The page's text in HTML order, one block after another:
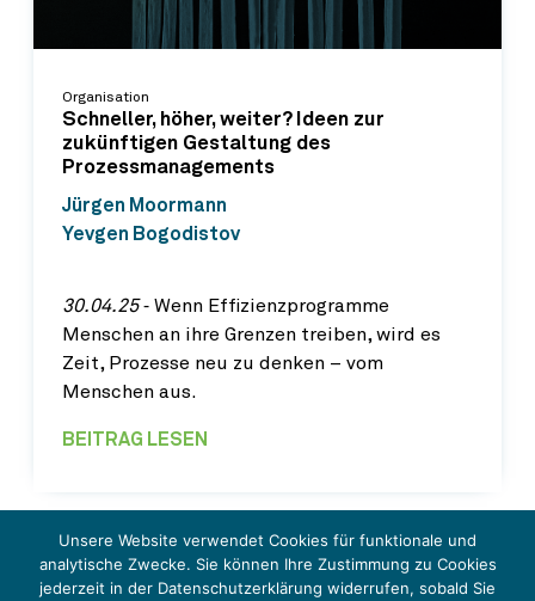
Organisation
Schneller, höher, weiter? Ideen zur
zukünftigen Gestaltung des
Prozessmanagements
Jürgen Moormann
Yevgen Bogodistov
30.04.25‐ Wenn Effizienzprogramme
Menschen an ihre Grenzen treiben, wird es
Zeit, Prozesse neu zu denken – vom
Menschen aus.
BEITRAG LESEN
Unsere Website verwendet Cookies für funktionale und
analytische Zwecke. Sie können Ihre Zustimmung zu Cookies
jederzeit in der Datenschutzerklärung widerrufen, sobald Sie